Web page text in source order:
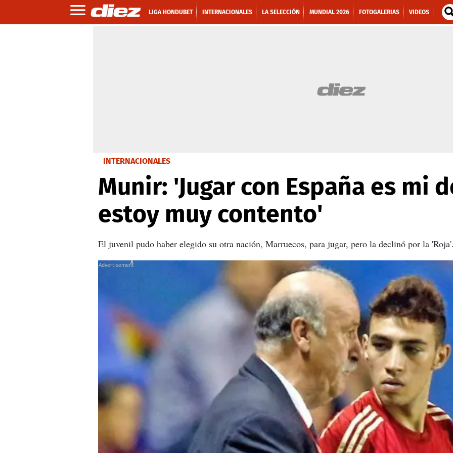
LIGA HONDUBET INTERNACIONALES LA SELECCIÓN MUNDIAL 2026 FOTOGALERIAS VIDEOS
INTERNACIONALES
Munir: 'Jugar con España es mi
estoy muy contento'
El juvenil pudo haber elegido su otra nación, Marruecos, para jugar, pero la declinó por la
X